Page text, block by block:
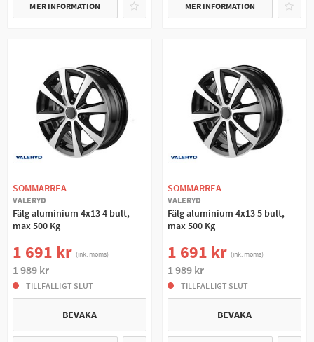
MER INFORMATION MER INFORMATION
SOMMARREA
VALERYD
Fälg aluminium 4x13 4 bult,
max 500 Kg
1 691 kr (ink. moms)
1 989 kr
TILLFÄLLIGT SLUT
BEVAKA
SOMMARREA
VALERYD
Fälg aluminium 4x13 5 bult,
max 500 Kg
1 691 kr (ink. moms)
1 989 kr
TILLFÄLLIGT SLUT
BEVAKA